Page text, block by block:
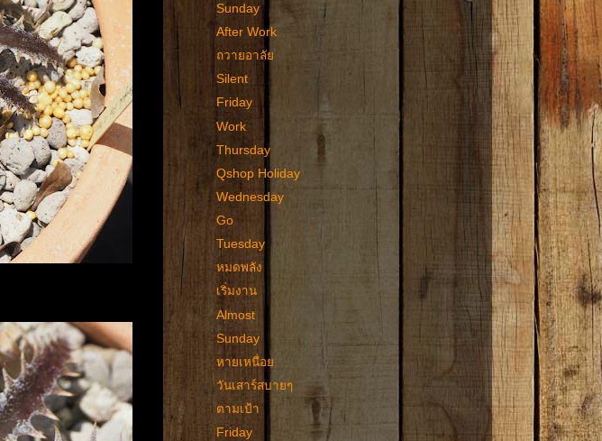
Sunday
After Work
ถวายอาลัย
Silent
Friday
Work
Thursday
Qshop Holiday
Wednesday
Go
Tuesday
หมดพลัง
เริ่มงาน
Almost
Sunday
หายเหนื่อย
วันเสาร์สบายๆ
ตามเป้า
Friday